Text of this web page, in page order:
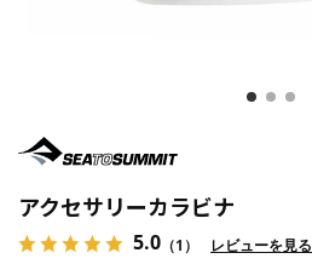
アクセサリーカラビナ
5.0 （1） レビューを見る